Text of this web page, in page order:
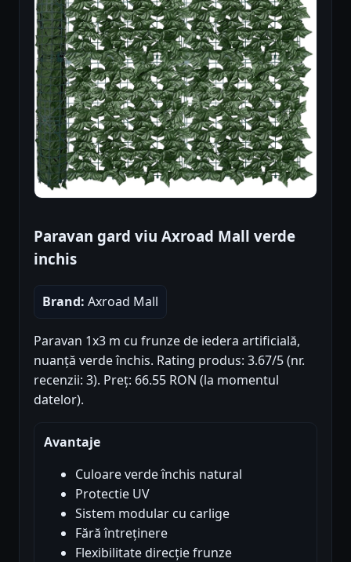
Paravan gard viu Axroad Mall verde
inchis
Brand: Axroad Mall
Paravan 1x3 m cu frunze de iedera artificială,
nuanță verde închis. Rating produs: 3.67/5 (nr.
recenzii: 3). Preț: 66.55 RON (la momentul
datelor).
Avantaje
Culoare verde închis natural
Protectie UV
Sistem modular cu carlige
Fără întreținere
Flexibilitate direcție frunze